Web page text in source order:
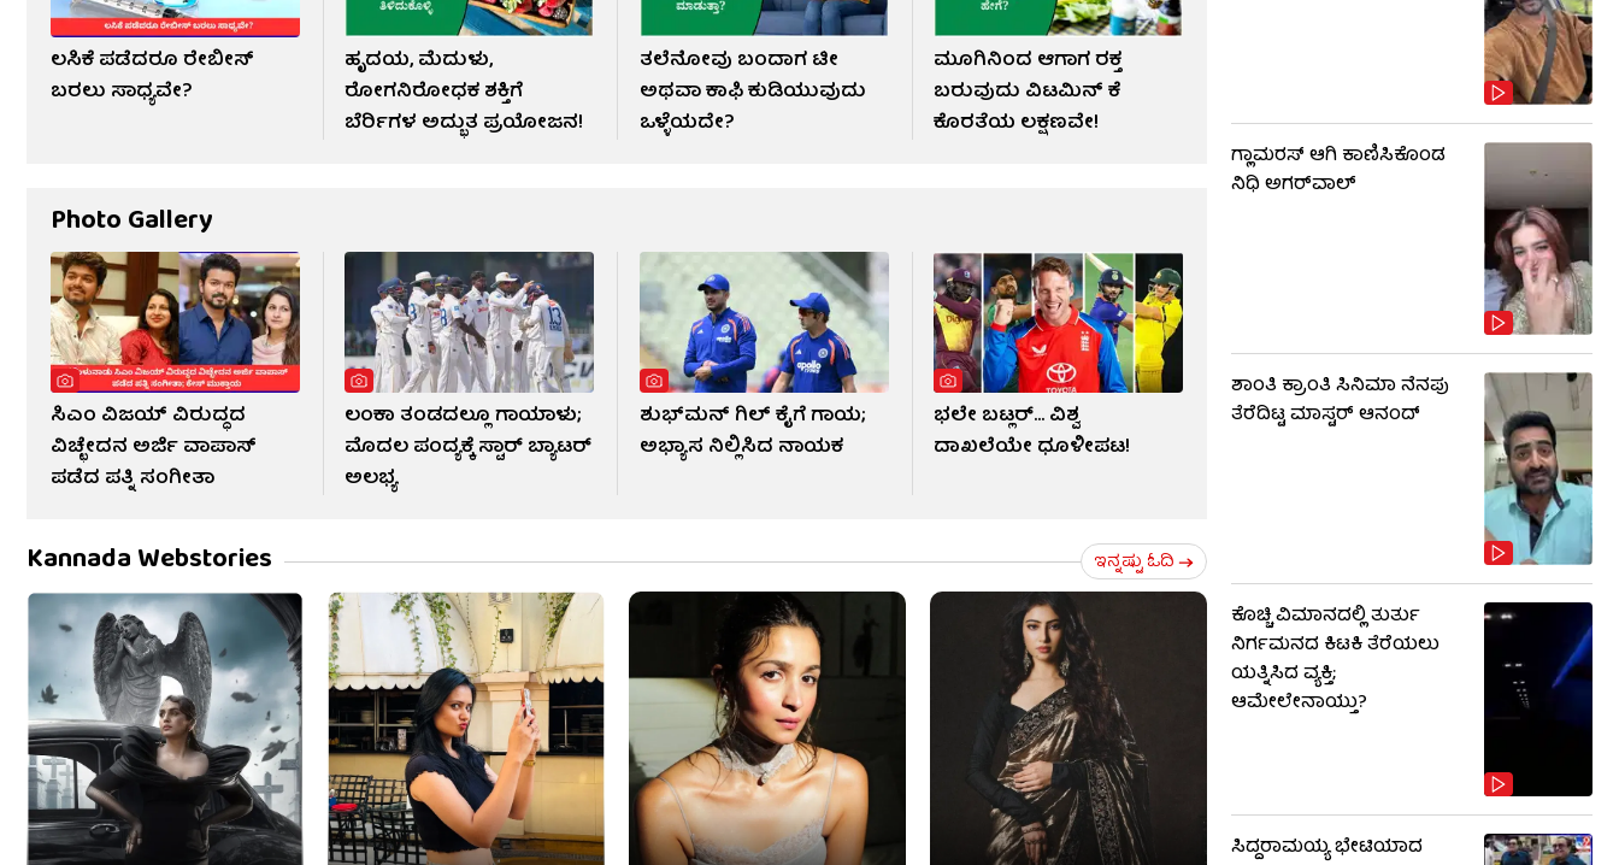
ಲಸಿಕೆ ಪಡೆದರೂ ರೇಬೀಸ್
ಬರಲು ಸಾಧ್ಯವೇ?
ಹೃದಯ, ಮೆದುಳು,
ರೋಗನಿರೋಧಕ ಶಕ್ತಿಗೆ
ಬೆರ್ರಿಗಳ ಅದ್ಭುತ ಪ್ರಯೋಜನ!
ತಲೆನೋವು ಬಂದಾಗ ಟೀ
ಅಥವಾ ಕಾಫಿ ಕುಡಿಯುವುದು
ಒಳ್ಳೆಯದೇ?
ಮೂಗಿನಿಂದ ಆಗಾಗ ರಕ್ತ
ಬರುವುದು ವಿಟಮಿನ್ ಕೆ
ಕೊರತೆಯ ಲಕ್ಷಣವೇ!
Photo Gallery
ಸಿಎಂ ವಿಜಯ್ ವಿರುದ್ಧದ
ವಿಚ್ಛೇದನ ಅರ್ಜಿ ವಾಪಾಸ್
ಪಡೆದ ಪತ್ನಿ ಸಂಗೀತಾ
ಲಂಕಾ ತಂಡದಲ್ಲೂ ಗಾಯಾಳು;
ಮೊದಲ ಪಂದ್ಯಕ್ಕೆ ಸ್ಟಾರ್ ಬ್ಯಾಟರ್
ಅಲಭ್ಯ
ಶುಭ್​ಮನ್ ಗಿಲ್ ಕೈಗೆ ಗಾಯ;
ಅಭ್ಯಾಸ ನಿಲ್ಲಿಸಿದ ನಾಯಕ
ಭಲೇ ಬಟ್ಲರ್... ವಿಶ್ವ
ದಾಖಲೆಯೇ ಧೂಳೀಪಟ!
Kannada Webstories ಇನ್ನಷ್ಟು ಓದಿ
ಗ್ಲಾಮರಸ್ ಆಗಿ ಕಾಣಿಸಿಕೊಂಡ
ನಿಧಿ ಅಗರ್​​ವಾಲ್
ಶಾಂತಿ ಕ್ರಾಂತಿ ಸಿನಿಮಾ ನೆನಪು
ತೆರೆದಿಟ್ಟ ಮಾಸ್ಟರ್ ಆನಂದ್
ಕೊಚ್ಚಿ ವಿಮಾನದಲ್ಲಿ ತುರ್ತು
ನಿರ್ಗಮನದ ಕಿಟಕಿ ತೆರೆಯಲು
ಯತ್ನಿಸಿದ ವ್ಯಕ್ತಿ;
ಆಮೇಲೇನಾಯ್ತು?
ಸಿದ್ದರಾಮಯ್ಯ ಭೇಟಿಯಾದ